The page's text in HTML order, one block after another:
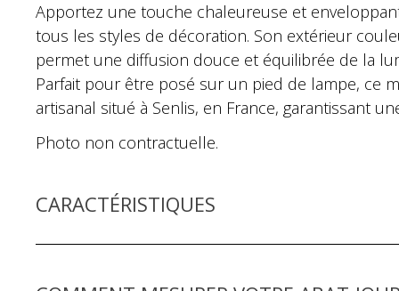
Apportez une touche chaleureuse et
tous les styles de décoration. Son extérieur
permet une diffusion douce et équilibrée de la
Parfait pour être posé sur un pied de lampe, ce
artisanal situé à Senlis, en France, garantissant
Photo non contractuelle.
CARACTÉRISTIQUES